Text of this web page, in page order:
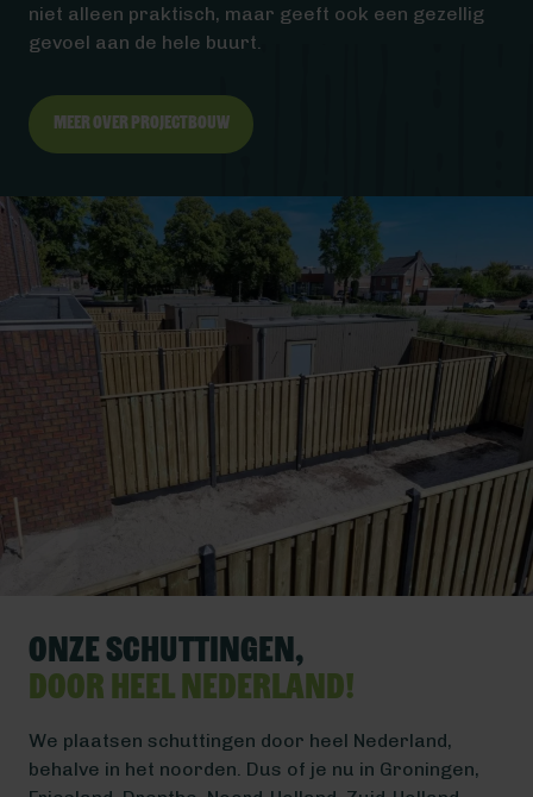
niet alleen praktisch, maar geeft ook een gezellig
gevoel aan de hele buurt.
Meer over projectbouw
Onze schuttingen,
door heel Nederland!
We plaatsen schuttingen door heel Nederland,
behalve in het noorden. Dus of je nu in Groningen,